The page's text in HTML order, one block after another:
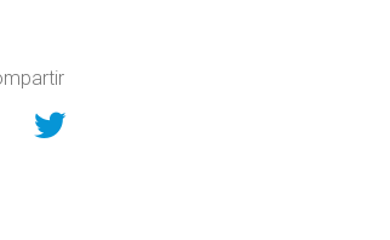
en Facebook
Compartir en Twitter